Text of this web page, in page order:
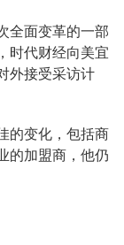
全面变革的一部
时代财经向美宜
外接受采访计
的变化，包括商
的加盟商，他仍